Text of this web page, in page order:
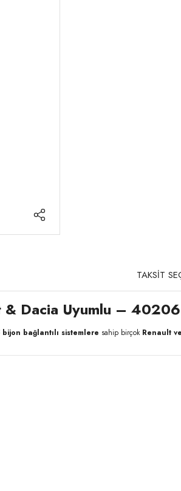
TAKSİT
& Dacia Uyumlu –
bijon bağlantılı sistemlere sahip birçok Renault